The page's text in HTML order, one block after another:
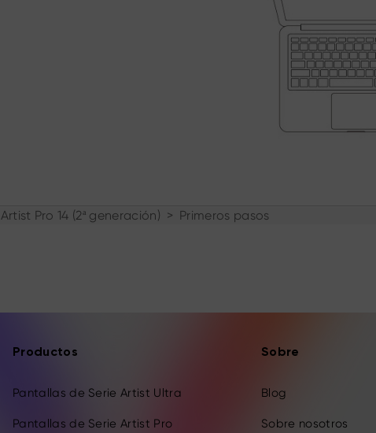
Artist Pro 14 (2ª generación) > Primeros pasos
Productos
Pantallas de Serie Artist Ultra
Pantallas de Serie Artist Pro
Sobre
Blog
Sobre nosotros